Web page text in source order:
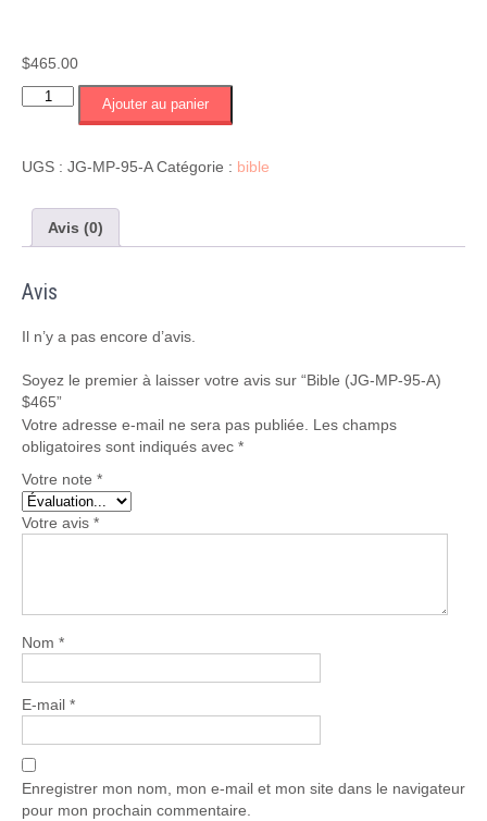
$465.00
quantité
(JG-
95-
$465
Ajouter au panier
UGS : JG-MP-95-A Catégorie : bible
Avis (0)
Avis
Il n’y a pas encore d’avis.
Soyez le premier à laisser votre avis sur “Bible (JG-MP-95-A)
$465”
Votre adresse e-mail ne sera pas publiée. Les champs
obligatoires sont indiqués avec *
Votre note *
Votre avis *
Nom *
E-mail *
Enregistrer mon nom, mon e-mail et mon site dans le navigateur
pour mon prochain commentaire.